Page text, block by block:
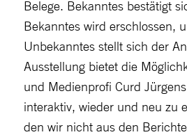
Belege. Bekanntes bestätigt
Bekanntes wird erschlossen,
Unbekanntes stellt sich der
Ausstellung bietet die
und Medienprofi Curd
interaktiv, wieder und neu zu
den wir nicht aus den